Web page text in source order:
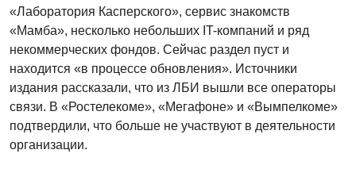
«Лаборатория Касперского», сервис знакомств
«Мамба», несколько небольших IT-компаний и ряд
некоммерческих фондов. Сейчас раздел пуст и
находится «в процессе обновления». Источники
издания рассказали, что из ЛБИ вышли все операторы
связи. В «Ростелекоме», «Мегафоне» и «Вымпелкоме»
подтвердили, что больше не участвуют в деятельности
организации.